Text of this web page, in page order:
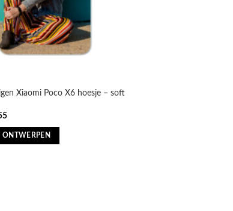
Xiaomi Poco X6 hoesje – soft
Huidige
is:
€13,55.
ONTWERPEN